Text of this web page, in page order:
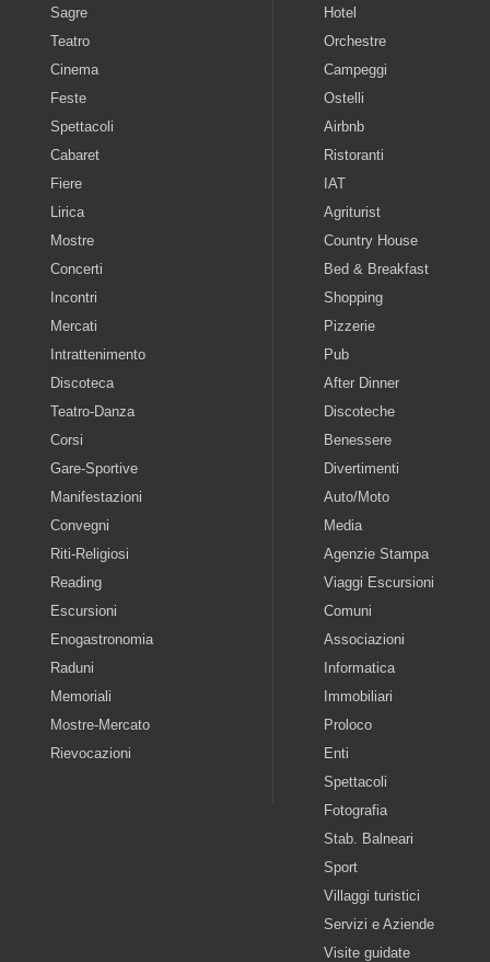
Sagre
Teatro
Cinema
Feste
Spettacoli
Cabaret
Fiere
Lirica
Mostre
Concerti
Incontri
Mercati
Intrattenimento
Discoteca
Teatro-Danza
Corsi
Gare-Sportive
Manifestazioni
Convegni
Riti-Religiosi
Reading
Escursioni
Enogastronomia
Raduni
Memoriali
Mostre-Mercato
Rievocazioni
Hotel
Orchestre
Campeggi
Ostelli
Airbnb
Ristoranti
IAT
Agriturist
Country House
Bed & Breakfast
Shopping
Pizzerie
Pub
After Dinner
Discoteche
Benessere
Divertimenti
Auto/Moto
Media
Agenzie Stampa
Viaggi Escursioni
Comuni
Associazioni
Informatica
Immobiliari
Proloco
Enti
Spettacoli
Fotografia
Stab. Balneari
Sport
Villaggi turistici
Servizi e Aziende
Visite guidate